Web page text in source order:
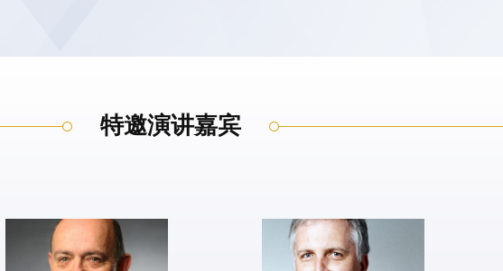
特邀演讲嘉宾